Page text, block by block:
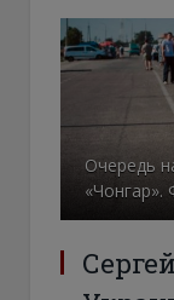
Очередь